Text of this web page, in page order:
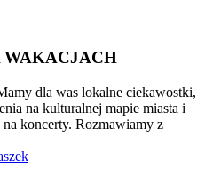
WAKACJACH
dla was lokalne ciekawostki,
na kulturalnej mapie miasta i
koncerty. Rozmawiamy z